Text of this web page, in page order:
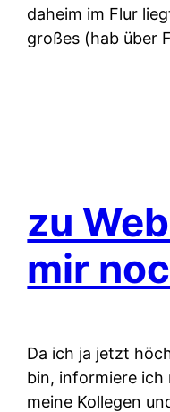
daheim im Flur
großes (hab über
zu
mir
Da ich ja jetzt
bin, informiere ich
meine Kollegen